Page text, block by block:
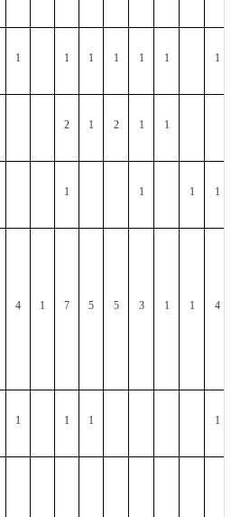
1 1 1 1 1 1 1
2 1 2 1 1
1 1 1 1
4 1 7 5 5 3 1 1 4
1 1 1 1